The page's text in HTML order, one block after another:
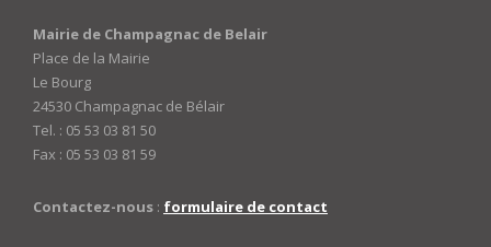
Mairie de Champagnac de Belair
Place de la Mairie
Le Bourg
24530 Champagnac de Bélair
Tel. : 05 53 03 81 50
Fax : 05 53 03 81 59
Contactez-nous : formulaire de contact